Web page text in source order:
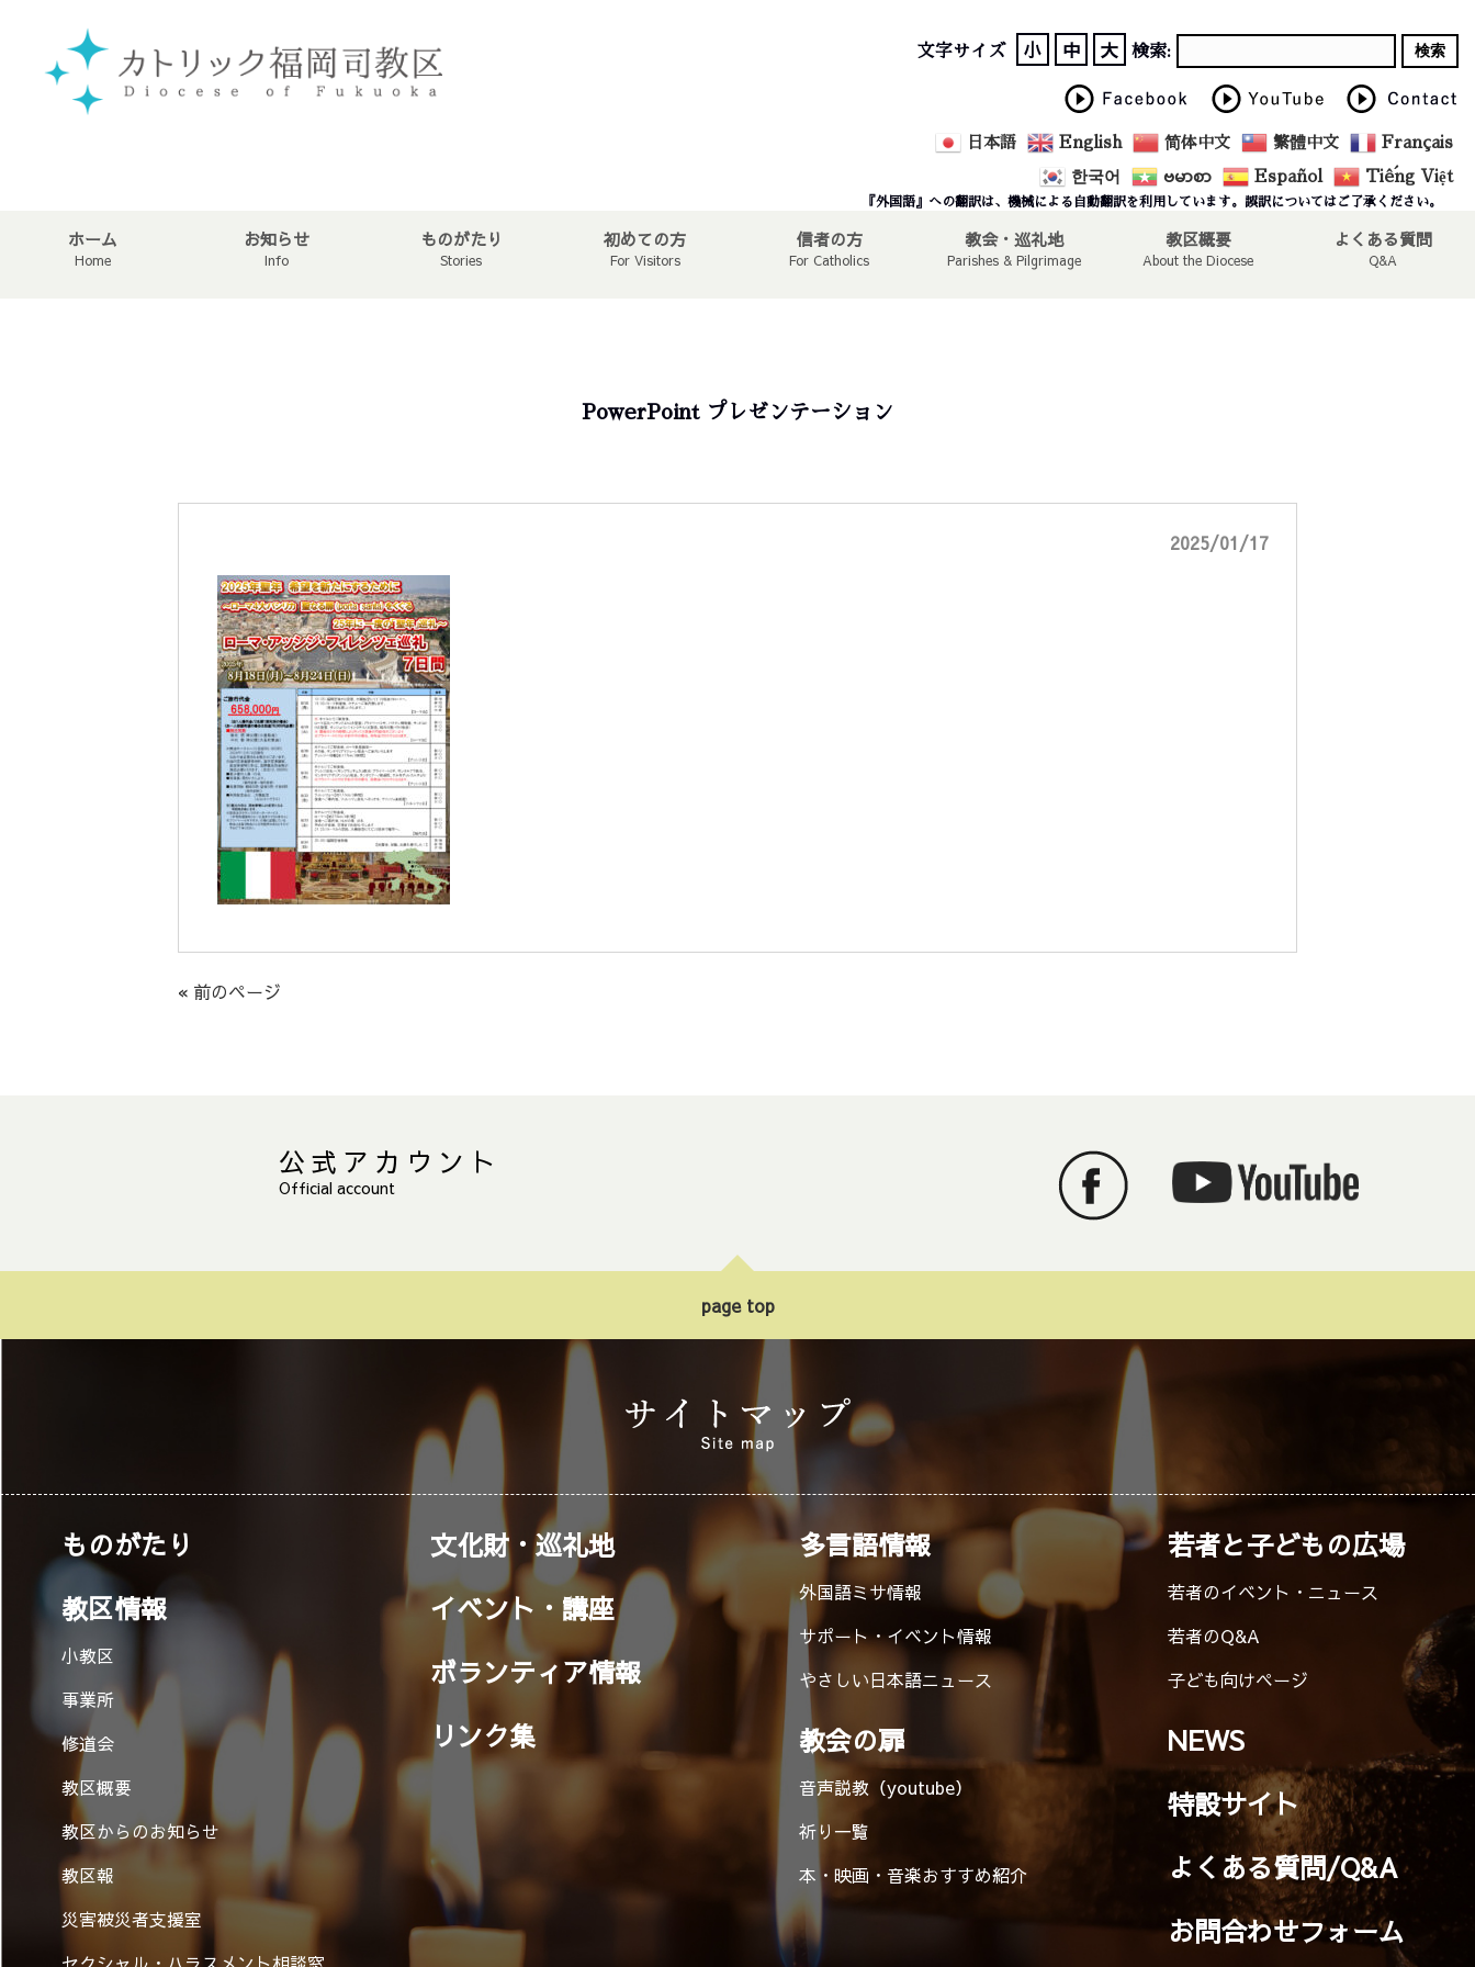
文字サイズ 小 中 大 検索:
日本語 English 简体中文 繁體中文 Français
한국어 ဗမာစာ Español Tiếng Việt
『外国語』への翻訳は、機械による自動翻訳を利用しています。誤訳についてはご了承ください。
ホーム
Home
お知らせ
Info
ものがたり
Stories
初めての方
For Visitors
信者の方
For Catholics
教会・巡礼地
Parishes & Pilgrimage
教区概要
About the Diocese
よくある質問
Q&A
PowerPoint プレゼンテーション
2025/01/17
« 前のページ
公式アカウント
Official account
page top
ものがたり
教区情報
小教区
事業所
修道会
教区概要
教区からのお知らせ
教区報
災害被災者支援室
文化財・巡礼地
イベント・講座
ボランティア情報
リンク集
多言語情報
外国語ミサ情報
サポート・イベント情報
やさしい日本語ニュース
教会の扉
音声説教（youtube）
祈り一覧
本・映画・音楽おすすめ紹介
若者と子どもの広場
若者のイベント・ニュース
若者のQ&A
子ども向けページ
NEWS
特設サイト
よくある質問/Q&A
お問合わせフォーム